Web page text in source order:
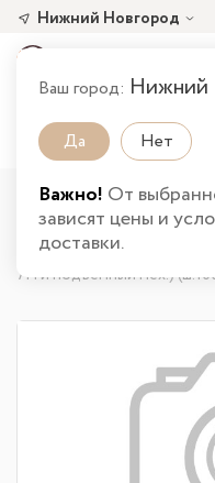
Нижний Новгород
Ваш город: Нижний
Да Нет
Важно! От
зависят цены и
доставки.
Главная Каталог товаров
Комплектующие для
Кровать двойная 51.26
7Н и подъемный мех.)